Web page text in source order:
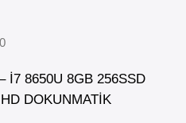
İ7 8650U 8GB 256SSD
DOKUNMATİK